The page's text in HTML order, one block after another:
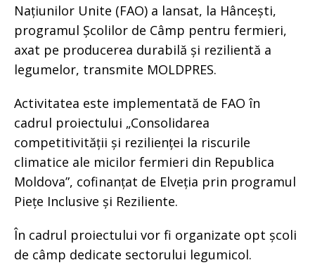
Națiunilor Unite (FAO) a lansat, la Hâncești,
programul Școlilor de Câmp pentru fermieri,
axat pe producerea durabilă și rezilientă a
legumelor, transmite MOLDPRES.
Activitatea este implementată de FAO în
cadrul proiectului „Consolidarea
competitivității și rezilienței la riscurile
climatice ale micilor fermieri din Republica
Moldova”, cofinanțat de Elveția prin programul
Piețe Inclusive și Reziliente.
În cadrul proiectului vor fi organizate opt școli
de câmp dedicate sectorului legumicol.